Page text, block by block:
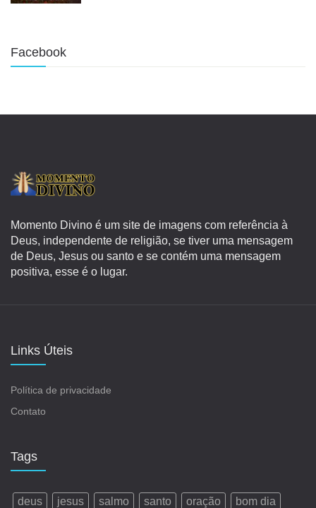
Facebook
Momento Divino é um site de imagens com referência à
Deus, independente de religião, se tiver uma mensagem
de Deus, Jesus ou santo e se contém uma mensagem
positiva, esse é o lugar.
Links Úteis
Política de privacidade
Contato
Tags
deus jesus salmo santo oração
bom dia